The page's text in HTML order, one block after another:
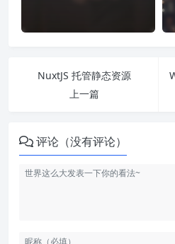
NuxtJS 托管静态资源
上一篇
评论（没有评论）